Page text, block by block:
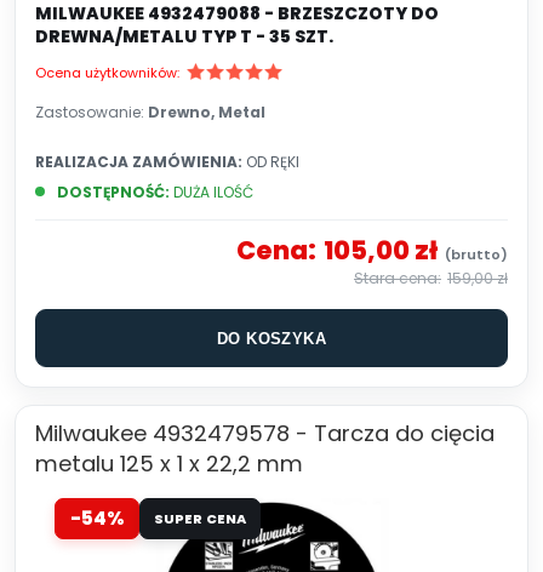
MILWAUKEE 4932479088 - BRZESZCZOTY DO
DREWNA/METALU TYP T - 35 SZT.
Ocena użytkowników:
Zastosowanie: Drewno, Metal
DOSTĘPNOŚĆ: DUŻA ILOŚĆ
REALIZACJA ZAMÓWIENIA: OD RĘKI
Cena: 105,00 zł
159,00 zł
DO KOSZYKA
Milwaukee 4932479578 - Tarcza do cięcia
metalu 125 x 1 x 22,2 mm
-54% SUPER CENA